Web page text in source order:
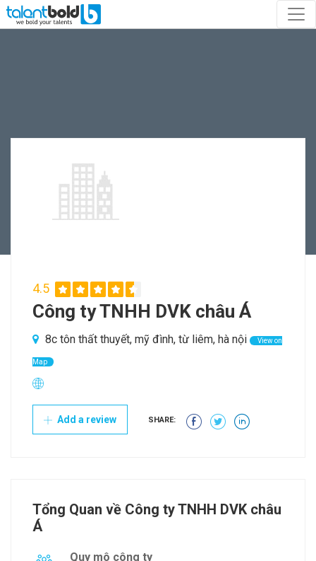
4.5
Công ty TNHH DVK châu Á
8c tôn thất thuyết, mỹ đình, từ liêm, hà nội View on
Map
Add a review SHARE:
Tổng Quan về Công ty TNHH DVK châu
Á
Quy mô công ty